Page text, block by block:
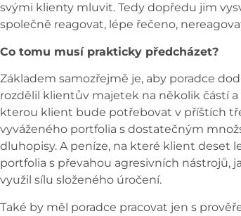
svými klienty mluvit. Tedy dopředu jim
společně reagovat, lépe řečeno,
Co tomu musí prakticky předcházet?
Základem samozřejmě je, aby poradce
rozdělil klientův majetek na několik částí
kterou klient bude potřebovat v příštích
vyváženého portfolia s dostatečným
dluhopisy. A peníze, na které klient deset
portfolia s převahou agresivních nástrojů,
využil sílu složeného úročení.
Také by měl poradce pracovat jen s